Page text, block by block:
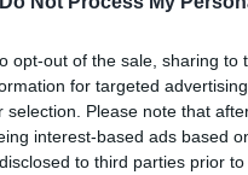
opt-out of the sale, sharing
for targeted
selection. Please note that
interest-based ads based
to third parties prior